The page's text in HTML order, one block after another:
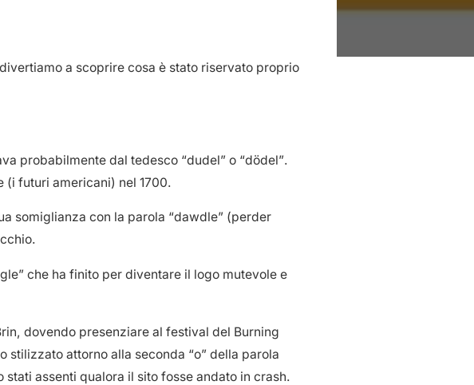
a scoprire cosa è stato riservato proprio
probabilmente dal tedesco “dudel” o “dödel”.
futuri americani) nel 1700.
somiglianza con la parola “dawdle” (perder
che ha finito per diventare il logo mutevole e
dovendo presenziare al festival del Burning
stilizzato attorno alla seconda “o” della parola
assenti qualora il sito fosse andato in crash.